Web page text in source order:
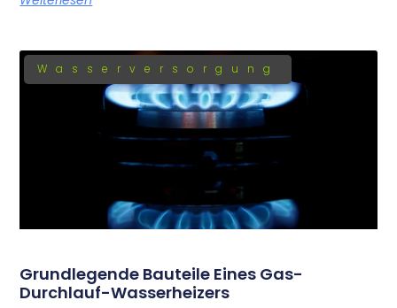
Wasserversorgung
Grundlegende Bauteile Eines Gas-
Durchlauf-Wasserheizers